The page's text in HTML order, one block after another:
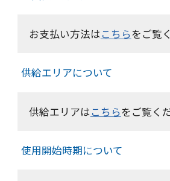
お支払い方法はこちらをご覧
供給エリアについて
供給エリアはこちらをご覧く
使用開始時期について